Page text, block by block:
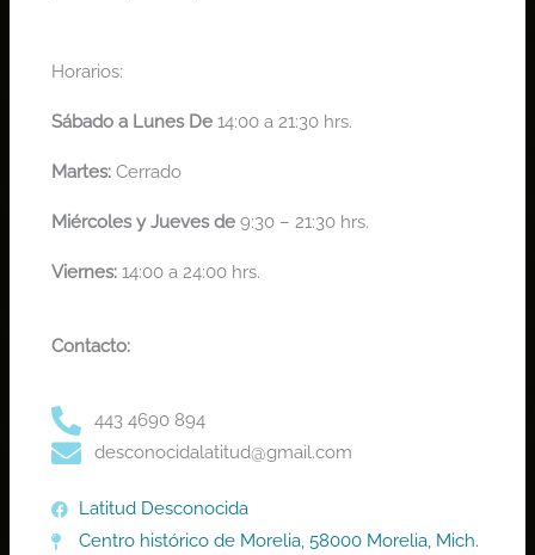
Horarios:
Sábado a Lunes De14:00 a 21:30 hrs.
Martes:Cerrado
Miércoles y Jueves de 9:30 – 21:30 hrs.
Viernes:14:00 a 24:00 hrs.
Contacto:
443 4690 894
desconocidalatitud@gmail.com
Latitud Desconocida
Centro histórico de Morelia, 58000 Morelia, Mich.